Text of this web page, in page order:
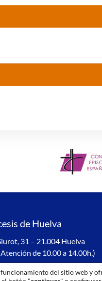
de Huelva
31 – 21.004 Huelva
de 10.00 a 14.00h.)
privacidad|Política de
del sitio web y